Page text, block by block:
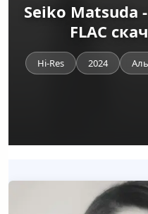
Seiko Matsuda
FLAC
Hi-Res 2024